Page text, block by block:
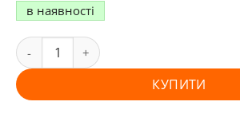
в наявності
КУПИТИ